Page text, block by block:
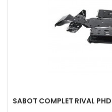
SABOT COMPLET RIVAL